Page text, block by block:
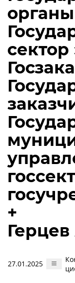
+
27.01.2025